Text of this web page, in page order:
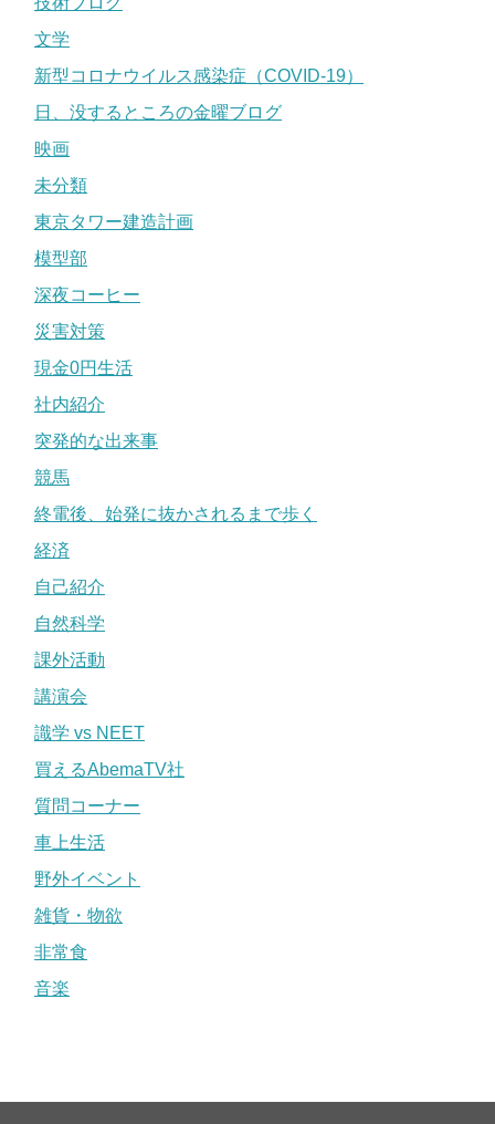
文学
新型コロナウイルス感染症（COVID-19）
日、没するところの金曜ブログ
映画
未分類
東京タワー建造計画
模型部
深夜コーヒー
災害対策
現金0円生活
社内紹介
突発的な出来事
競馬
終電後、始発に抜かされるまで歩く
経済
自己紹介
自然科学
課外活動
講演会
識学 vs NEET
買えるAbemaTV社
質問コーナー
車上生活
野外イベント
雑貨・物欲
非常食
音楽